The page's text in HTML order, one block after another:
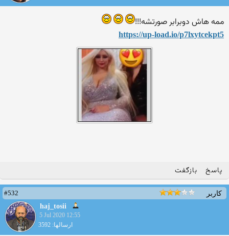
ممه هاش دوبرابر صورتشه!!!
https://up-load.io/p7lxytcekpt5
پاسخ بازگفت
کاربر
#532
haj_tosii
5 Jul 2020 12:55
ارسالها: 3592